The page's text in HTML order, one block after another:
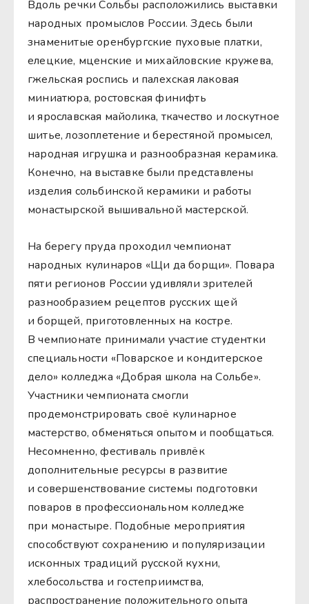
Вдоль речки Сольбы расположились выставки
народных промыслов России. Здесь были
знаменитые оренбургские пуховые платки,
елецкие, мценские и михайловские кружева,
гжельская роспись и палехская лаковая
миниатюра, ростовская финифть
и ярославская майолика, ткачество и лоскутное
шитье, лозоплетение и берестяной промысел,
народная игрушка и разнообразная керамика.
Конечно, на выставке были представлены
изделия сольбинской керамики и работы
монастырской вышивальной мастерской.
На берегу пруда проходил чемпионат
народных кулинаров «Щи да борщи». Повара
пяти регионов России удивляли зрителей
разнообразием рецептов русских щей
и борщей, приготовленных на костре.
В чемпионате принимали участие студентки
специальности «Поварское и кондитерское
дело» колледжа «Добрая школа на Сольбе».
Участники чемпионата смогли
продемонстрировать своё кулинарное
мастерство, обменяться опытом и пообщаться.
Несомненно, фестиваль привлёк
дополнительные ресурсы в развитие
и совершенствование системы подготовки
поваров в профессиональном колледже
при монастыре. Подобные мероприятия
способствуют сохранению и популяризации
исконных традиций русской кухни,
хлебосольства и гостеприимства,
распространение положительного опыта